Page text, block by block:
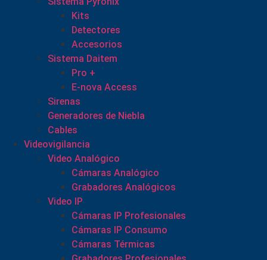
Kits
Detectores
Accesorios
Sistema Daitem
Pro +
E-nova Access
Sirenas
Generadores de Niebla
Cables
Videovigilancia
Video Analógico
Cámaras Analógico
Grabadores Analógicos
Video IP
Cámaras IP Profesionales
Cámaras IP Consumo
Cámaras Térmicas